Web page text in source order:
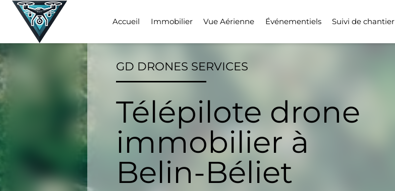
Skip
Accueil Immobilier Vue Aérienne Événementiels Suivi de chantier
GD DRONES SERVICES
Télépilote drone
immobilier à
Belin-Béliet